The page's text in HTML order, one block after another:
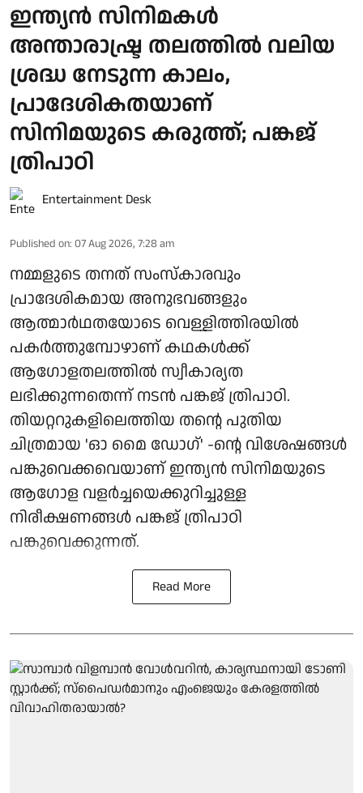
ഇന്ത്യൻ സിനിമകൾ
അന്താരാഷ്ട്ര തലത്തിൽ വലിയ
ശ്രദ്ധ നേടുന്ന കാലം,
പ്രാദേശികതയാണ്
സിനിമയുടെ കരുത്ത്; പങ്കജ്
ത്രിപാഠി
Entertainment Desk
Published on: 07 Aug 2026, 7:28 am
നമ്മളുടെ തനത് സംസ്കാരവും
പ്രാദേശികമായ അനുഭവങ്ങളും
ആത്മാർഥതയോടെ വെള്ളിത്തിരയിൽ
പകർത്തുമ്പോഴാണ് കഥകൾക്ക്
ആഗോളതലത്തിൽ സ്വീകാര്യത
ലഭിക്കുന്നതെന്ന് നടൻ പങ്കജ് ത്രിപാഠി.
തിയറ്ററുകളിലെത്തിയ തന്റെ പുതിയ
ചിത്രമായ 'ഓ മൈ ഡോഗ്' -ന്റെ വിശേഷങ്ങൾ
പങ്കുവെക്കവെയാണ് ഇന്ത്യൻ സിനിമയുടെ
ആഗോള വളർച്ചയെക്കുറിച്ചുള്ള
നിരീക്ഷണങ്ങൾ പങ്കജ് ത്രിപാഠി
പങ്കുവെക്കുന്നത്.
Read More